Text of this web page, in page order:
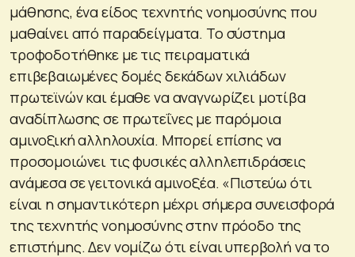
μάθησης, ένα είδος τεχνητής νοημοσύνης που
μαθαίνει από παραδείγματα. Το σύστημα
τροφοδοτήθηκε με τις πειραματικά
επιβεβαιωμένες δομές δεκάδων χιλιάδων
πρωτεϊνών και έμαθε να αναγνωρίζει μοτίβα
αναδίπλωσης σε πρωτεΐνες με παρόμοια
αμινοξική αλληλουχία. Μπορεί επίσης να
προσομοιώνει τις φυσικές αλληλεπιδράσεις
ανάμεσα σε γειτονικά αμινοξέα. «Πιστεύω ότι
είναι η σημαντικότερη μέχρι σήμερα συνεισφορά
της τεχνητής νοημοσύνης στην πρόοδο της
επιστήμης. Δεν νομίζω ότι είναι υπερβολή να το